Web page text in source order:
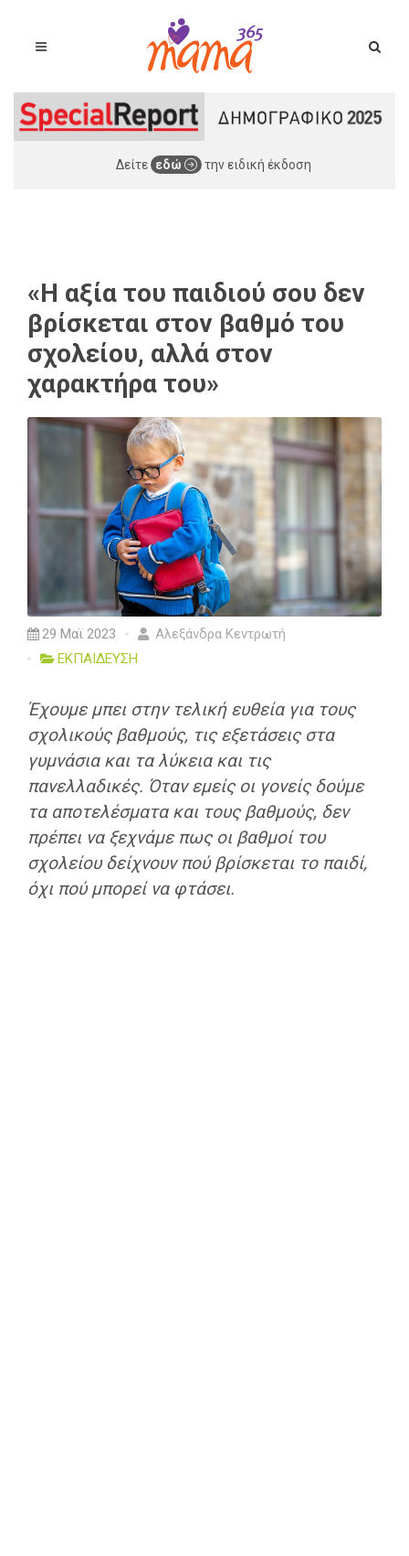
Δείτε εδώ την ειδική έκδοση
«Η αξία του παιδιού σου δεν
βρίσκεται στον βαθμό του
σχολείου, αλλά στον
χαρακτήρα του»
29 Μαϊ 2023
Αλεξάνδρα Κεντρωτή
ΕΚΠΑΙΔΕΥΣΗ
Έχουμε μπει στην τελική ευθεία για τους
σχολικούς βαθμούς, τις εξετάσεις στα
γυμνάσια και τα λύκεια και τις
πανελλαδικές. Όταν εμείς οι γονείς δούμε
τα αποτελέσματα και τους βαθμούς, δεν
πρέπει να ξεχνάμε πως οι βαθμοί του
σχολείου δείχνουν πού βρίσκεται το παιδί,
όχι πού μπορεί να φτάσει.